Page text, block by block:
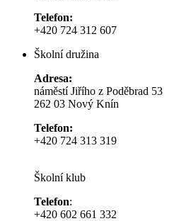
Telefon:
+420 724 312 607
Školní družina
Adresa:
náměstí Jiřího z Poděbrad 53
262 03 Nový Knín
Telefon:
+420 724 313 319
Školní klub
Telefon:
+420 602 661 332